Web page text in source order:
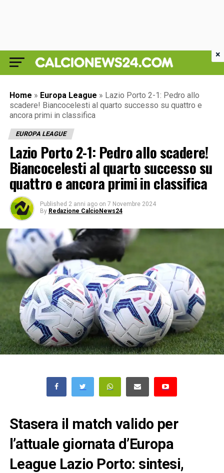
Home » Europa League » Lazio Porto 2-1: Pedro allo
scadere! Biancocelesti al quarto successo su quattro e
ancora primi in classifica
EUROPA LEAGUE
Lazio Porto 2-1: Pedro allo scadere!
Biancocelesti al quarto successo su
quattro e ancora primi in classifica
Published 2 anni ago on 7 Novembre 2024
By Redazione CalcioNews24
Stasera il match valido per
l’attuale giornata d’Europa
League Lazio Porto: sintesi,
×